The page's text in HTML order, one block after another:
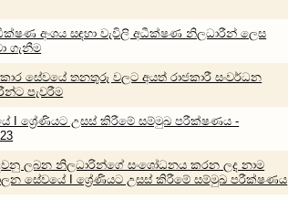
අංශය සඳහා වැවිලි අධීක්ෂණ නිලධාරීන් ලෙස
ගැනීම
සේවයේ තනතුරු වලට අයත් රාජකාරී සංවර්ධන
පැවරීම
I ශ්‍රේණියට උසස් කිරීමේ සම්මුඛ පරීක්ෂණය -
ලබන නිලධාරින්ගේ සංශෝධනය කරන ලද නාම
සේවයේ I ශ්‍රේණියට උසස් කිරීමේ සම්මුඛ පරීක්ෂණය